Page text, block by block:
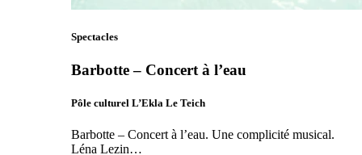
Spectacles
Barbotte – Concert à l’eau
Pôle culturel L’Ekla Le Teich
Barbotte – Concert à l’eau. Une complicité musical.
Léna Lezin…